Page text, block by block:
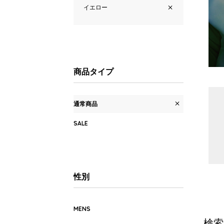
イエロー
商品タイプ
通常商品
SALE
性別
MENS